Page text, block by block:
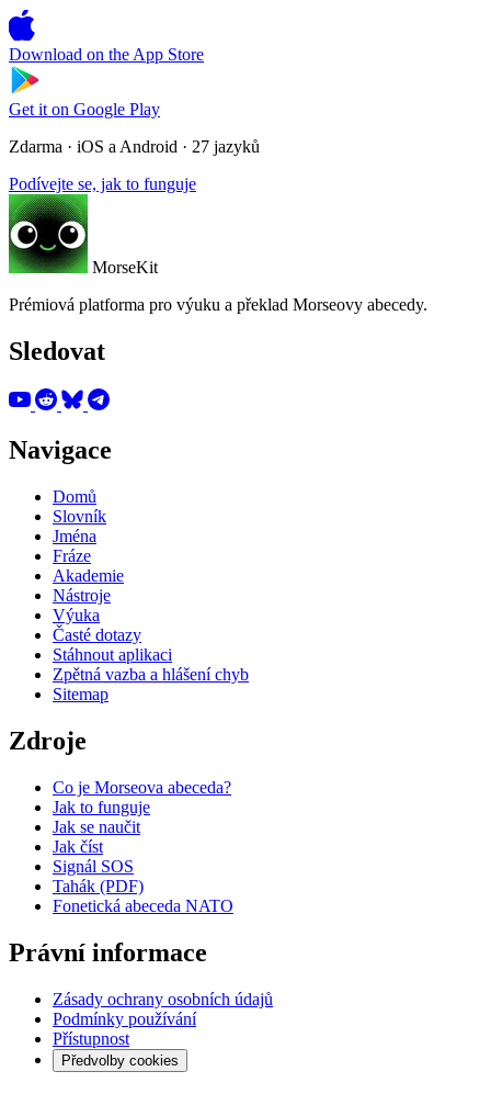
Download on the App Store
Get it on Google Play
Zdarma · iOS a Android · 27 jazyků
Podívejte se, jak to funguje
MorseKit
Prémiová platforma pro výuku a překlad Morseovy abecedy.
Sledovat
Navigace
Domů
Slovník
Jména
Fráze
Akademie
Nástroje
Výuka
Časté dotazy
Stáhnout aplikaci
Zpětná vazba a hlášení chyb
Sitemap
Zdroje
Co je Morseova abeceda?
Jak to funguje
Jak se naučit
Jak číst
Signál SOS
Tahák (PDF)
Fonetická abeceda NATO
Právní informace
Zásady ochrany osobních údajů
Podmínky používání
Přístupnost
Předvolby cookies